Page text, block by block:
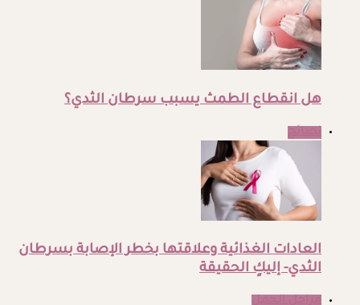
هل انقطاع الطمث يسبب سرطان الثدي؟
العادات الغذائية وعلاقتها بخطر الإصابة بسرطان
الثدي- إليكٍ الحقيقة